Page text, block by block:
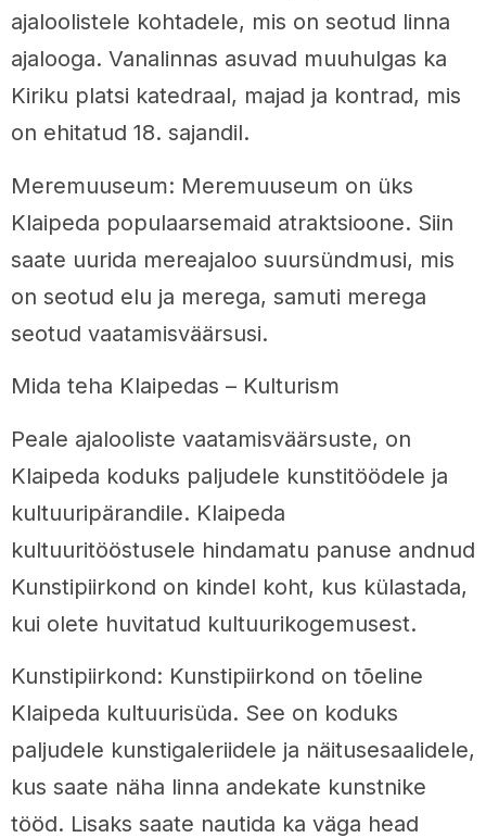
ajaloolistele kohtadele, mis on seotud linna
ajalooga. Vanalinnas asuvad muuhulgas ka
Kiriku platsi katedraal, majad ja kontrad, mis
on ehitatud 18. sajandil.
Meremuuseum: Meremuuseum on üks
Klaipeda populaarsemaid atraktsioone. Siin
saate uurida mereajaloo suursündmusi, mis
on seotud elu ja merega, samuti merega
seotud vaatamisväärsusi.
Mida teha Klaipedas – Kulturism
Peale ajalooliste vaatamisväärsuste, on
Klaipeda koduks paljudele kunstitöödele ja
kultuuripärandile. Klaipeda
kultuuritööstusele hindamatu panuse andnud
Kunstipiirkond on kindel koht, kus külastada,
kui olete huvitatud kultuurikogemusest.
Kunstipiirkond: Kunstipiirkond on tõeline
Klaipeda kultuurisüda. See on koduks
paljudele kunstigaleriidele ja näitusesaalidele,
kus saate näha linna andekate kunstnike
tööd. Lisaks saate nautida ka väga head